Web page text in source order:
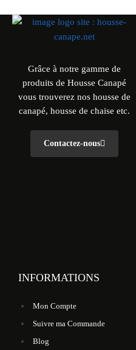
Grâce à notre gamme de
produits de Housse Canapé
vous trouverez nos housse de
canapé, housse de chaise etc.
Contactez-nous
INFORMATIONS
Mon Compte
Suivre ma Commande
Blog